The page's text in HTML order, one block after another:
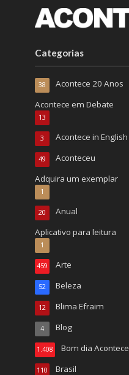
Categorias
Acontece 20 Anos
38
Acontece em Debate
13
Acontece in English
3
Aconteceu
49
Adquira um exemplar
1
Anual
20
Aplicativo para leitura
1
Arte
459
Beleza
52
Blima Efraim
12
Blog
4
Bom dia Acontece
1.408
Brasil
110